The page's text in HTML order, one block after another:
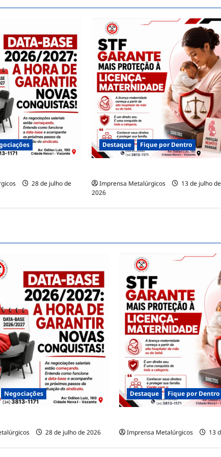
28 de julho de
Destaque Fique por Dentro
Imprensa Metalúrgicos
13 de julho de
2026
Negociações
28 de julho de 2026
Destaque Fique por Dentro
Imprensa Metalúrgicos
13